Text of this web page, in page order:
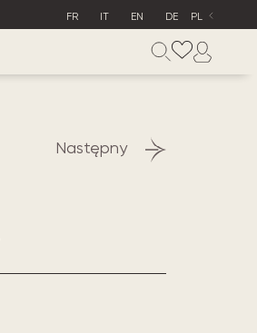
FR IT EN DE PL
Następny